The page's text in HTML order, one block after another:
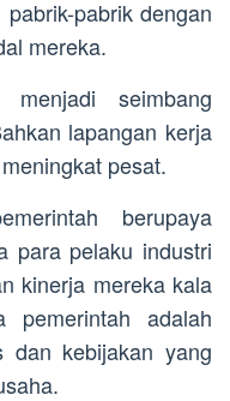
pabrik dengan
mereka.
menjadi seimbang
lapangan kerja
pesat.
berupaya
para pelaku industri
kinerja mereka kala
pemerintah adalah
dan kebijakan yang